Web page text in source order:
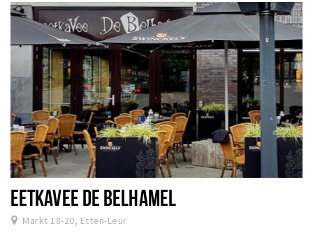
EETKAVEE DE BELHAMEL
Markt 18-20, Etten-Leur